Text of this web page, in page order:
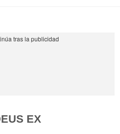
EX